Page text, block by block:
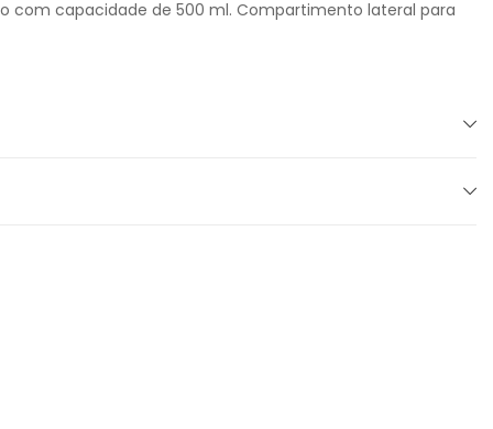
com capacidade de 500 ml. Compartimento lateral para